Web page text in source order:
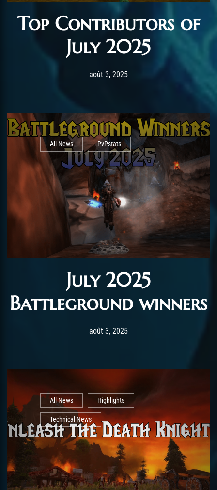
Top Contributors of
July 2025
Post has published by AmrxFlash
août 3, 2025août 26, 2025
All News PvPstats
July 2025
Battleground winners
Post has published by
août 3, 2025août 26, 2025
All News Highlights
Technical News